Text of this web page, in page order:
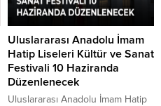
Uluslararası Anadolu İmam
Hatip Liseleri Kültür ve Sanat
Festivali 10 Haziranda
Düzenlenecek
Uluslararası Anadolu İmam Hatip